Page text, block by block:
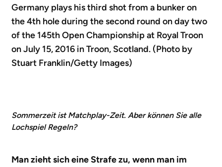
Germany plays his third shot from a bunker on
the 4th hole during the second round on day two
of the 145th Open Championship at Royal Troon
on July 15, 2016 in Troon, Scotland. (Photo by
Stuart Franklin/Getty Images)
Sommerzeit ist Matchplay-Zeit. Aber können Sie alle
Lochspiel Regeln?
Man zieht sich eine Strafe zu, wenn man im